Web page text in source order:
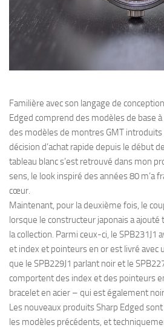
Familière avec son langage de
Edged comprend des modèles de base
des modèles de montres GMT introduits
décision d’achat rapide depuis le début
tableau blanc s’est retrouvé dans mon
sens, le look inspiré des années 80 m’a
cœur.
Maintenant, pour la deuxième fois, le
lorsque le constructeur japonais a
la collection. Parmi ceux-ci, le SPB231J1
et index et pointeurs en or est livré avec
que le SPB229J1 parlant noir et le
comportent des index et des pointeurs
bracelet en acier – qui est également
Les nouveaux produits Sharp Edged
les modèles précédents, et